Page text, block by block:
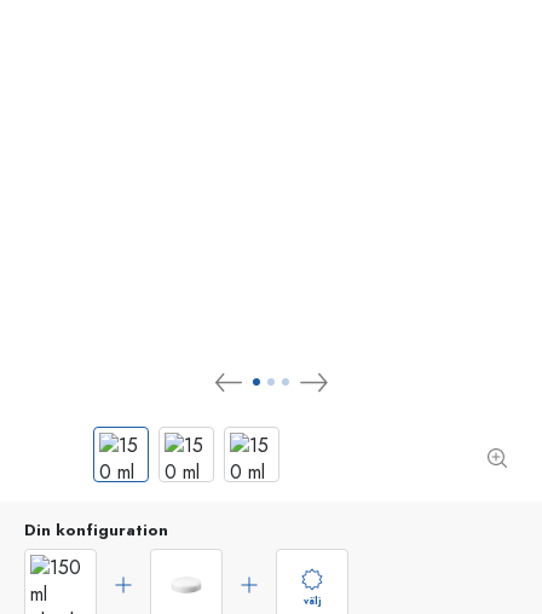
Din konfiguration
välj